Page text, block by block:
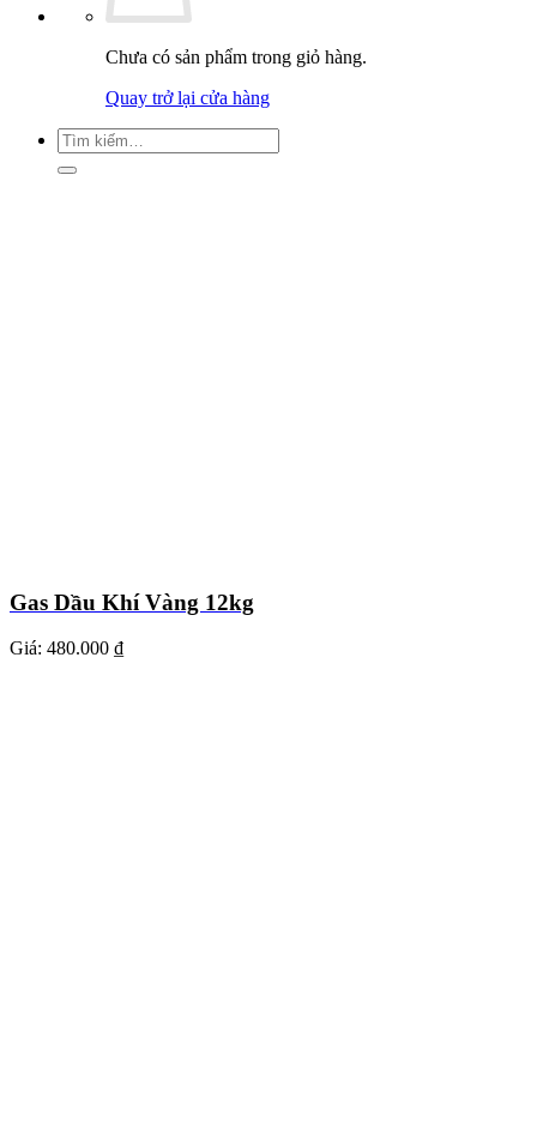
Chưa có sản phẩm trong giỏ hàng.
Quay trở lại cửa hàng
Tìm
kiếm:
Gas Dầu Khí Vàng 12kg
Giá: 480.000 ₫